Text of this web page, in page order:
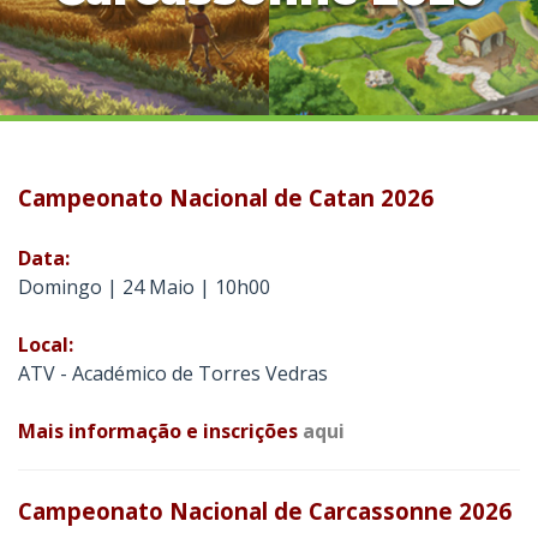
Campeonato Nacional de Catan 2026
Data:
Domingo | 24 Maio | 10h00
Local:
ATV - Académico de Torres Vedras
Mais informação e inscrições aqui
Campeonato Nacional de Carcassonne 2026